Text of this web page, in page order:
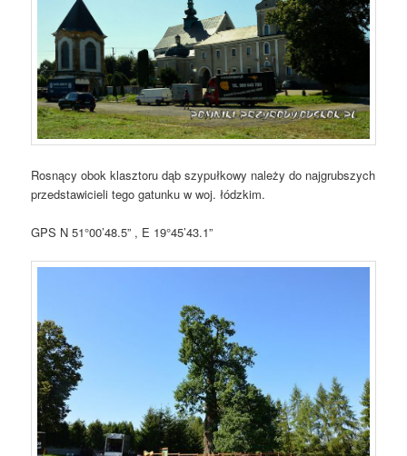
Rosnący obok klasztoru dąb szypułkowy należy do najgrubszych
przedstawicieli tego gatunku w woj. łódzkim.
GPS N 51°00’48.5” , E 19°45’43.1”